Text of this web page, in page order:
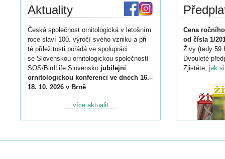
Aktuality
Česká společnost ornitologická v letošním
roce slaví 100. výročí svého vzniku a při
té příležitosti pořádá ve spolupráci
se Slovenskou ornitologickou společností
SOS/BirdLife Slovensko jubilejní
ornitologickou konferenci ve dnech 16.–
18. 10. 2026 v Brně.
Podrobnější informace ke konferenci
Registrovat se můžete do 6. září.
... více aktualit ...
Cena
od čísla 1/
Živy (tedy 59
Dvouleté
Zjistěte, jak